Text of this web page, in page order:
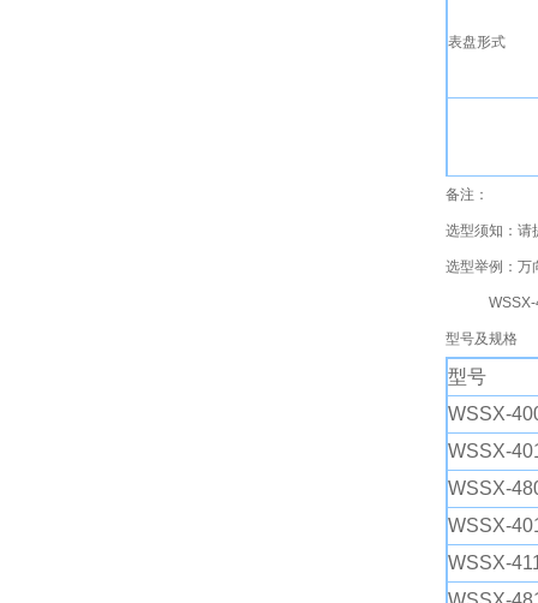
表盘形式
安装固定形式
保护形式
备注：
选型须知：请
选型举例：
WSSX-
型号及规格
型号
WSSX-
WSSX-
WSSX-
WSSX-
WSSX-